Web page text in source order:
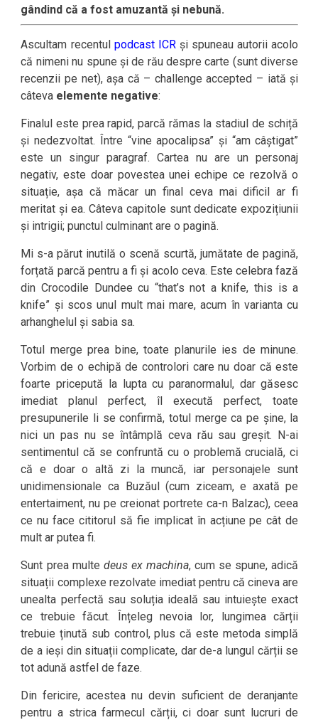
gândind că a fost amuzantă și nebună.
Ascultam recentul podcast ICRși spuneau autorii acolo
că nimeni nu spune și de rău despre carte (sunt diverse
recenzii pe net), așa că – challenge accepted – iată și
câteva elemente negative:
Finalul este prea rapid, parcă rămas la stadiul de schiță
și nedezvoltat. Între “vine apocalipsa” și “am câștigat”
este un singur paragraf. Cartea nu are un personaj
negativ, este doar povestea unei echipe ce rezolvă o
situație, așa că măcar un final ceva mai dificil ar fi
meritat și ea. Câteva capitole sunt dedicate expozițiunii
și intrigii; punctul culminant are o pagină.
Mi s-a părut inutilă o scenă scurtă, jumătate de pagină,
forțată parcă pentru a fi și acolo ceva. Este celebra fază
din Crocodile Dundee cu “that’s not a knife, this is a
knife” și scos unul mult mai mare, acum în varianta cu
arhanghelul și sabia sa.
Totul merge prea bine, toate planurile ies de minune.
Vorbim de o echipă de controlori care nu doar că este
foarte pricepută la lupta cu paranormalul, dar găsesc
imediat planul perfect, îl execută perfect, toate
presupunerile li se confirmă, totul merge ca pe șine, la
nici un pas nu se întâmplă ceva rău sau greșit. N-ai
sentimentul că se confruntă cu o problemă crucială, ci
că e doar o altă zi la muncă, iar personajele sunt
unidimensionale ca Buzăul (cum ziceam, e axată pe
entertaiment, nu pe creionat portrete ca-n Balzac), ceea
ce nu face cititorul să fie implicat în acțiune pe cât de
mult ar putea fi.
Sunt prea multe deus ex machina, cum se spune, adică
situații complexe rezolvate imediat pentru că cineva are
unealta perfectă sau soluția ideală sau intuiește exact
ce trebuie făcut. Înțeleg nevoia lor, lungimea cărții
trebuie ținută sub control, plus că este metoda simplă
de a ieși din situații complicate, dar de-a lungul cărții se
tot adună astfel de faze.
Din fericire, acestea nu devin suficient de deranjante
pentru a strica farmecul cărții, ci doar sunt lucruri de